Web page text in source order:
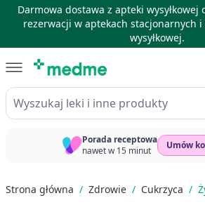
Darmowa dostawa z apteki wysyłkowej
rezerwacji w aptekach stacjonarnych
wysyłkowej.
Wyszukaj leki i inne produkty
Porada receptowa
nawet w 15 minut
Umów
Strona główna / Zdrowie / Cukrzyca /